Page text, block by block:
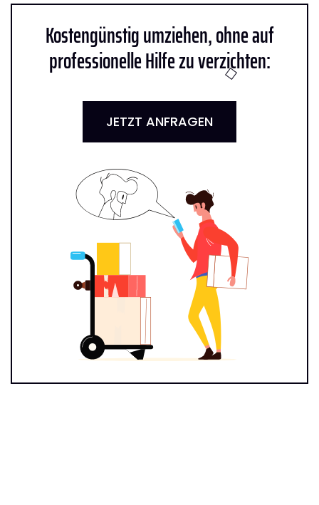
Kostengünstig umziehen, ohne auf
professionelle Hilfe zu verzichten:
JETZT ANFRAGEN